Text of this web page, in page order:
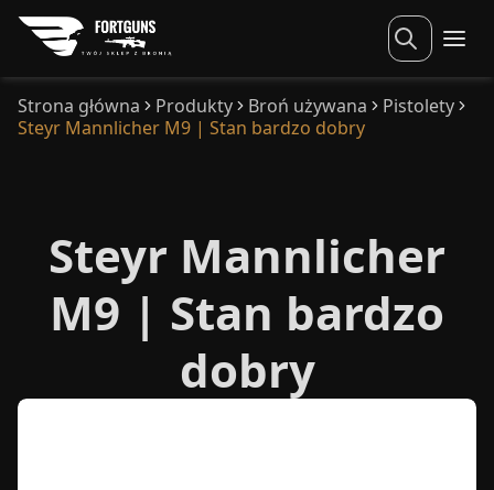
Strona główna Produkty Broń używana
Pistolety
Steyr Mannlicher M9 | Stan bardzo dobry
Steyr Mannlicher
M9 | Stan bardzo
dobry